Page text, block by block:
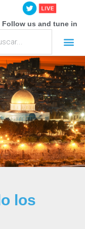
Follow us and tune in
los